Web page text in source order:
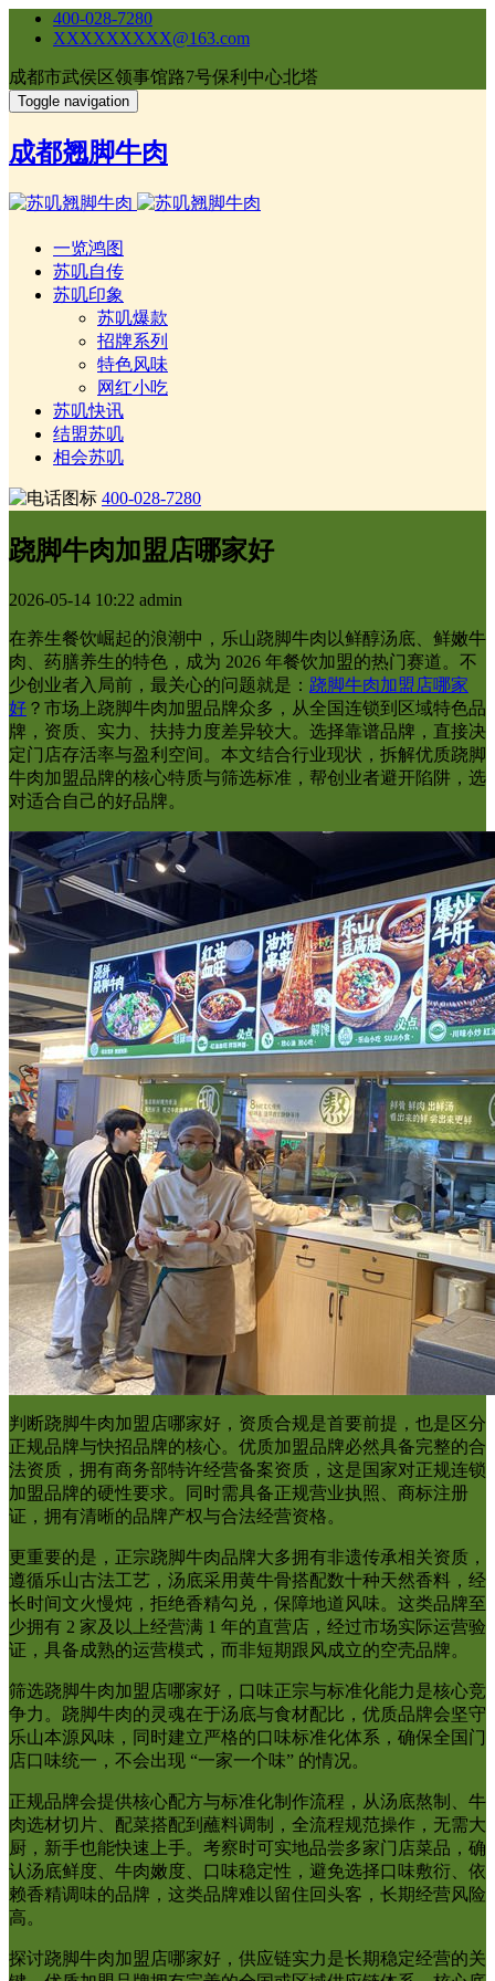
400-028-7280
XXXXXXXXX@163.com
成都市武侯区领事馆路7号保利中心北塔
Toggle navigation
成都翘脚牛肉
一览鸿图
苏叽自传
苏叽印象
苏叽爆款
招牌系列
特色风味
网红小吃
苏叽快讯
结盟苏叽
相会苏叽
400-028-7280
跷脚牛肉加盟店哪家好
2026-05-14 10:22 admin
在养生餐饮崛起的浪潮中，乐山跷脚牛肉以鲜醇汤底、鲜嫩牛
肉、药膳养生的特色，成为 2026 年餐饮加盟的热门赛道。不
少创业者入局前，最关心的问题就是： 跷脚牛肉加盟店哪家
好 ？市场上跷脚牛肉加盟品牌众多，从全国连锁到区域特色品
牌，资质、实力、扶持力度差异较大。选择靠谱品牌，直接决
定门店存活率与盈利空间。本文结合行业现状，拆解优质跷脚
牛肉加盟品牌的核心特质与筛选标准，帮创业者避开陷阱，选
对适合自己的好品牌。
判断跷脚牛肉加盟店哪家好，资质合规是首要前提，也是区分
正规品牌与快招品牌的核心。优质加盟品牌必然具备完整的合
法资质，拥有商务部特许经营备案资质，这是国家对正规连锁
加盟品牌的硬性要求。同时需具备正规营业执照、商标注册
证，拥有清晰的品牌产权与合法经营资格。
更重要的是，正宗跷脚牛肉品牌大多拥有非遗传承相关资质，
遵循乐山古法工艺，汤底采用黄牛骨搭配数十种天然香料，经
长时间文火慢炖，拒绝香精勾兑，保障地道风味。这类品牌至
少拥有 2 家及以上经营满 1 年的直营店，经过市场实际运营验
证，具备成熟的运营模式，而非短期跟风成立的空壳品牌。
筛选跷脚牛肉加盟店哪家好，口味正宗与标准化能力是核心竞
争力。跷脚牛肉的灵魂在于汤底与食材配比，优质品牌会坚守
乐山本源风味，同时建立严格的口味标准化体系，确保全国门
店口味统一，不会出现 “一家一个味” 的情况。
正规品牌会提供核心配方与标准化制作流程，从汤底熬制、牛
肉选材切片、配菜搭配到蘸料调制，全流程规范操作，无需大
厨，新手也能快速上手。考察时可实地品尝多家门店菜品，确
认汤底鲜度、牛肉嫩度、口味稳定性，避免选择口味敷衍、依
赖香精调味的品牌，这类品牌难以留住回头客，长期经营风险
高。
探讨跷脚牛肉加盟店哪家好，供应链实力是长期稳定经营的关